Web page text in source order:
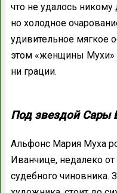
что не удалось
но холодное
удивительное мягкое
этом «женщины Мухи»
ни грации.
Под звездой Сары
Альфонс Мария Муха
Иванчице, недалеко
судебного чиновника.